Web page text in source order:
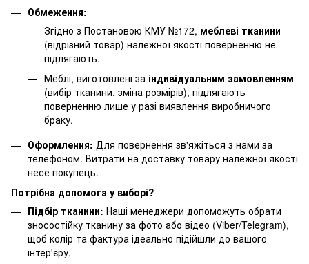
Обмеження:
Згідно з Постановою КМУ №172, меблеві тканини
(відрізний товар) належної якості поверненню не
підлягають.
Меблі, виготовлені за індивідуальним замовленням
(вибір тканини, зміна розмірів), підлягають
поверненню лише у разі виявлення виробничого
браку.
Оформлення: Для повернення зв'яжіться з нами за
телефоном. Витрати на доставку товару належної якості
несе покупець.
Потрібна допомога у виборі?
Підбір тканини: Наші менеджери допоможуть обрати
зносостійку тканину за фото або відео (Viber/Telegram),
щоб колір та фактура ідеально підійшли до вашого
інтер'єру.